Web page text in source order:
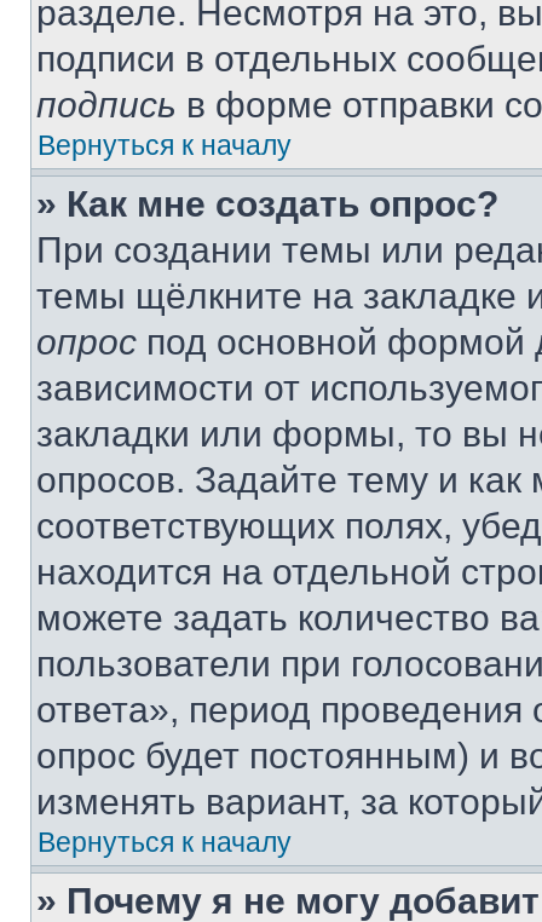
разделе. Несмотря на это,
подписи в отдельных
подпись в форме отправки
Вернуться к началу
» Как мне создать опрос?
При создании темы или
темы щёлкните на
опрос под основной формой
зависимости от
закладки или формы, то вы
опросов. Задайте тему и
соответствующих полях,
находится на отдельной
можете задать количество
пользователи при
ответа», период проведения
опрос будет постоянным) и
изменять вариант, за
Вернуться к началу
» Почему я не могу